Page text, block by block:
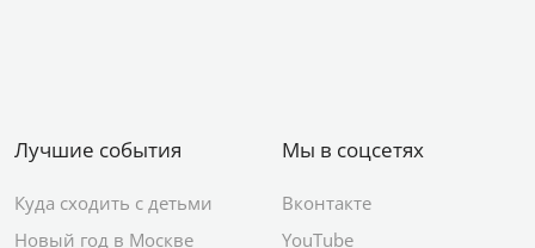
Лучшие события
Куда сходить с детьми
Новый год в Москве
Мы в соцсетях
Вконтакте
YouTube